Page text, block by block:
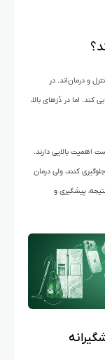
و درمان‌اند. در
کند. اما در دُزهای بالا،
اهمیت بالایی دارند.
کنند، ولی درمان
پیشگیری و